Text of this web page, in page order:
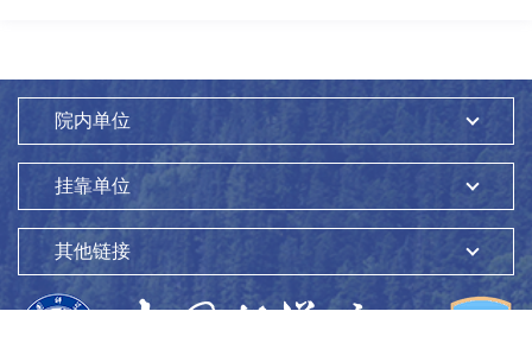
院内单位
挂靠单位
其他链接